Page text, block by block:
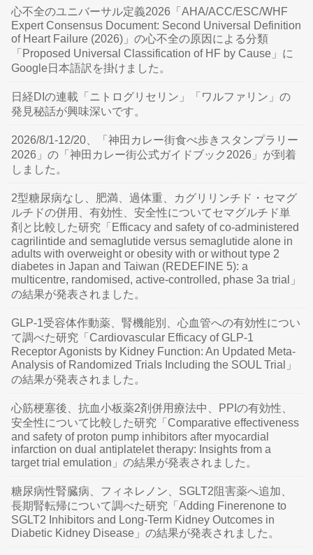
心不全のユニバーサル定義2026「AHA/ACC/ESC/WHF
Expert Consensus Document: Second Universal Definition
of Heart Failure (2026)」の心不全の原因による分類
「Proposed Universal Classification of HF by Cause」に
Google日本語訳を掛けました。
日経DIの連載「ニトログリセリン」「ワルファリン」の
発見秘話が興味深いです。
2026/8/1-12/20、「神田カレー街食べ歩きスタンプラリー
2026」の「神田カレー街公式ガイドブック2026」が到着
しました。
2型糖尿病なし、肥満、過体重、カグリリンチド・セマグ
ルチドの併用、有効性、安全性についてセマグルチド単
剤と比較した研究「Efficacy and safety of co-administered
cagrilintide and semaglutide versus semaglutide alone in
adults with overweight or obesity with or without type 2
diabetes in Japan and Taiwan (REDEFINE 5): a
multicentre, randomised, active-controlled, phase 3a trial」
の結果が発表されました。
GLP-1受容体作動薬、腎機能別、心血管への有効性につい
て調べた研究「Cardiovascular Efficacy of GLP-1
Receptor Agonists by Kidney Function: An Updated Meta-
Analysis of Randomized Trials Including the SOUL Trial」
の結果が発表されました。
心筋梗塞後、抗血小板薬2剤併用療法中、PPIの有効性、
安全性について比較した研究「Comparative effectiveness
and safety of proton pump inhibitors after myocardial
infarction on dual antiplatelet therapy: Insights from a
target trial emulation」の結果が発表されました。
糖尿病性腎臓病、フィネレノン、SGLT2阻害薬へ追加、
長期腎転帰について調べた研究「Adding Finerenone to
SGLT2 Inhibitors and Long-Term Kidney Outcomes in
Diabetic Kidney Disease」の結果が発表されました。